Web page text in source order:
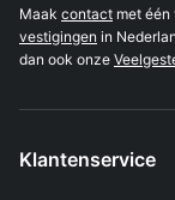
Maak contact met
vestigingen in
dan ook onze
Klantenservice